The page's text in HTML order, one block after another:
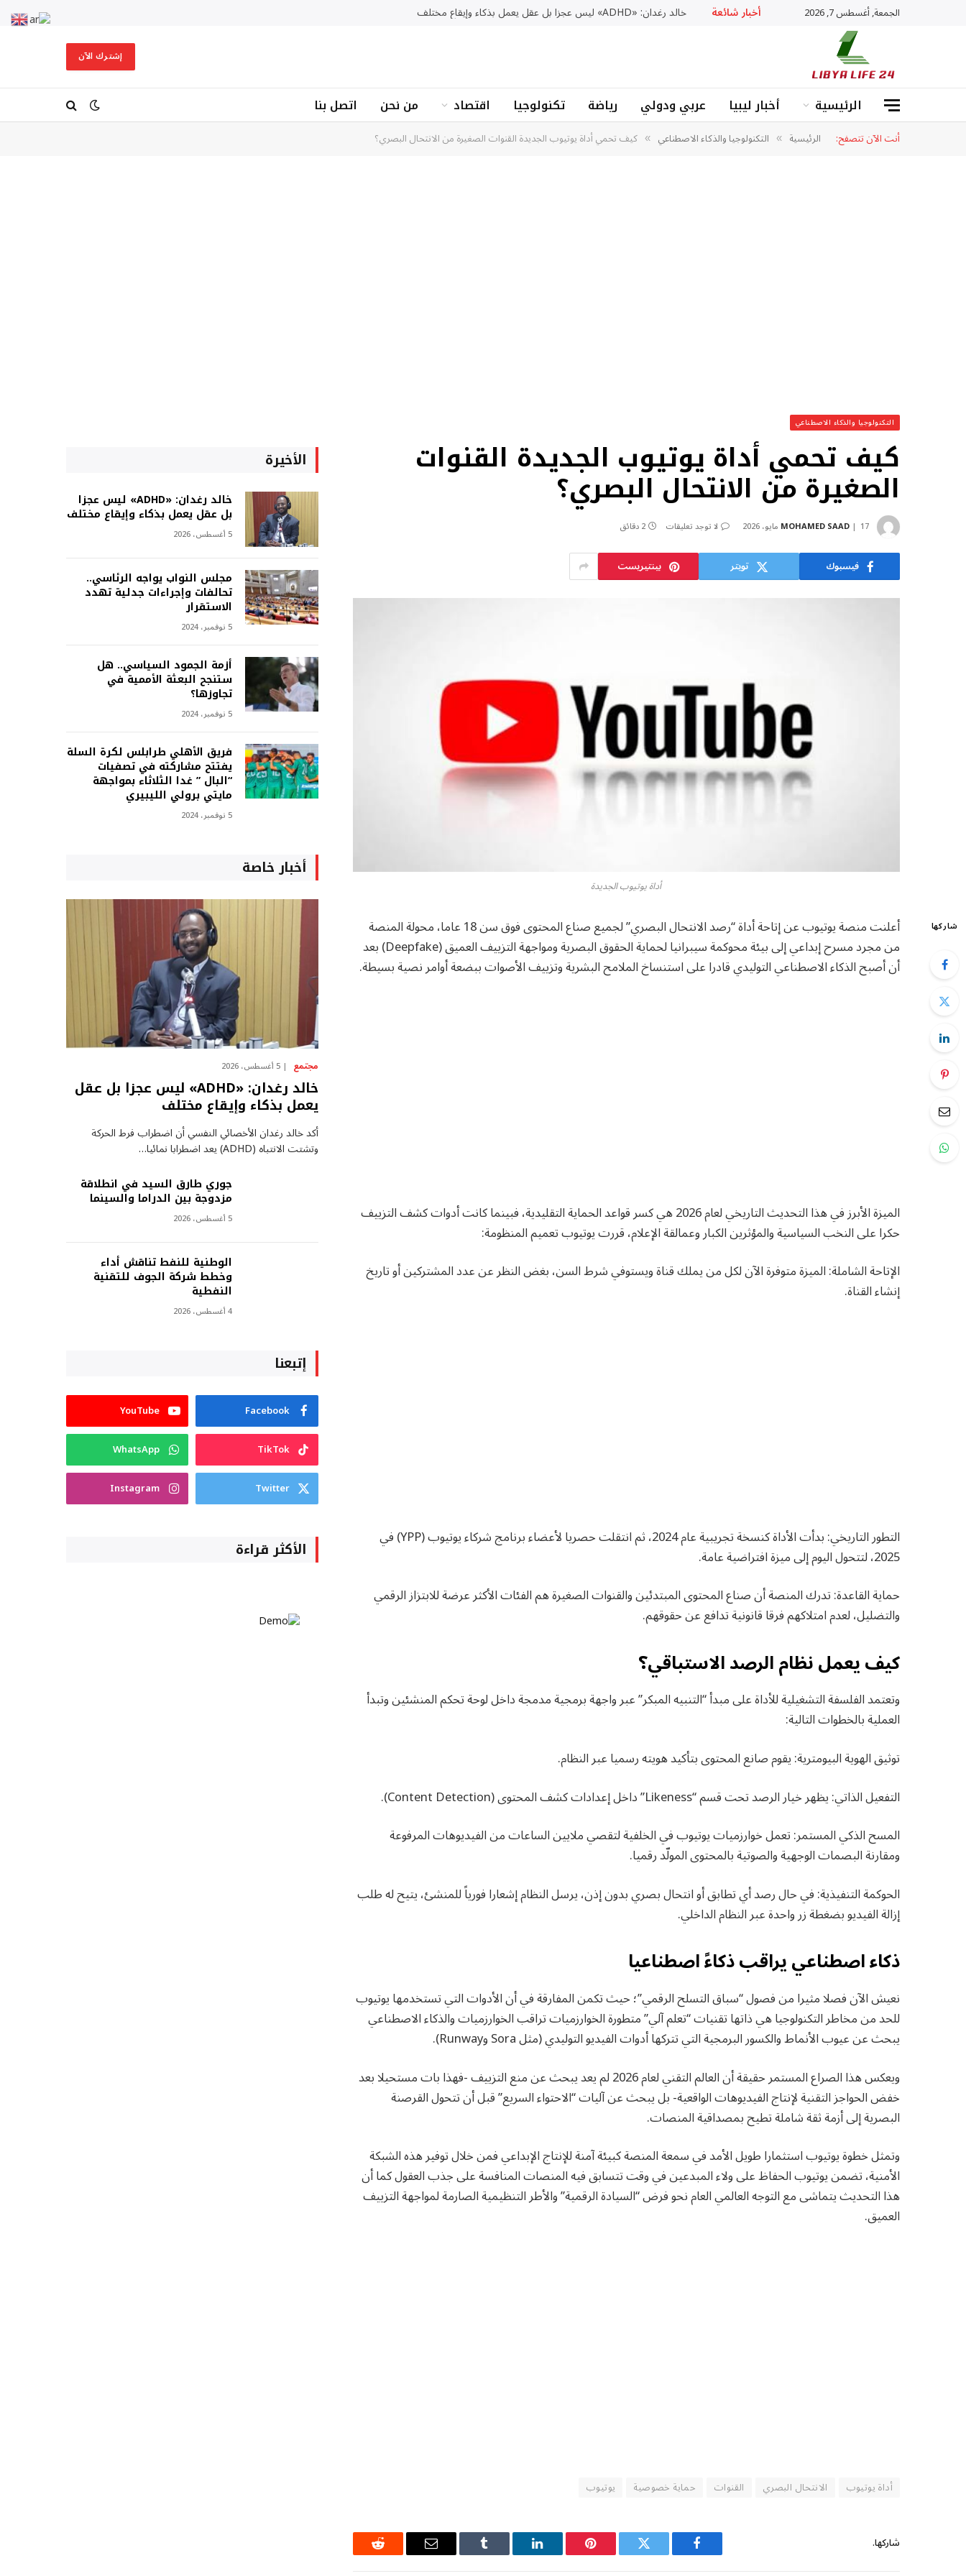
الجمعة, أغسطس 7, 2026 أخبار شائعة خالد رغدان: «ADHD» ليس عجزا بل عقل يعمل بذكاء وإيقاع مختلف
إشترك الآن
الرئيسية أخبار ليبيا عربي ودولي رياضة تكنولوجيا اقتصاد من نحن اتصل بنا
أنت الآن تتصفح: الرئيسية » التكنولوجيا والذكاء الاصطناعي » كيف تحمي أداة يوتيوب الجديدة القنوات الصغيرة من الانتحال البصري؟
التكنولوجيا والذكاء الاصطناعي
كيف تحمي أداة يوتيوب الجديدة القنوات
الصغيرة من الانتحال البصري؟
MOHAMED SAAD 17 مايو، 2026 لا توجد تعليقات 2 دقائق
فيسبوك تويتر بينتيريست
أداة يوتيوب الجديدة
شاركها
أعلنت منصة يوتيوب عن إتاحة أداة “رصد الانتحال البصري” لجميع صناع المحتوى فوق سن 18 عاما، محولة المنصة
من مجرد مسرح إبداعي إلى بيئة محوكمة سيبرانيا لحماية الحقوق البصرية ومواجهة التزييف العميق (Deepfake) بعد
أن أصبح الذكاء الاصطناعي التوليدي قادرا على استنساخ الملامح البشرية وتزييف الأصوات ببضعة أوامر نصية بسيطة.
الميزة الأبرز في هذا التحديث التاريخي لعام 2026 هي كسر قواعد الحماية التقليدية، فبينما كانت أدوات كشف التزييف
حكرا على النخب السياسية والمؤثرين الكبار وعمالقة الإعلام، قررت يوتيوب تعميم المنظومة:
الإتاحة الشاملة: الميزة متوفرة الآن لكل من يملك قناة ويستوفي شرط السن، بغض النظر عن عدد المشتركين أو تاريخ
إنشاء القناة.
التطور التاريخي: بدأت الأداة كنسخة تجريبية عام 2024، ثم انتقلت حصريا لأعضاء برنامج شركاء يوتيوب (YPP) في
2025، لتتحول اليوم إلى ميزة افتراضية عامة.
حماية القاعدة: تدرك المنصة أن صناع المحتوى المبتدئين والقنوات الصغيرة هم الفئات الأكثر عرضة للابتزاز الرقمي
والتضليل، لعدم امتلاكهم فرقا قانونية تدافع عن حقوقهم.
كيف يعمل نظام الرصد الاستباقي؟
وتعتمد الفلسفة التشغيلية للأداة على مبدأ “التنبيه المبكر” عبر واجهة برمجية مدمجة داخل لوحة تحكم المنشئين وتبدأ
العملية بالخطوات التالية:
توثيق الهوية البيومترية: يقوم صانع المحتوى بتأكيد هويته رسميا عبر النظام.
التفعيل الذاتي: يظهر خيار الرصد تحت قسم “Likeness” داخل إعدادات كشف المحتوى (Content Detection).
المسح الذكي المستمر: تعمل خوارزميات يوتيوب في الخلفية لتقصي ملايين الساعات من الفيديوهات المرفوعة
ومقارنة البصمات الوجهية والصوتية بالمحتوى المولّد رقميا.
الحوكمة التنفيذية: في حال رصد أي تطابق أو انتحال بصري بدون إذن، يرسل النظام إشعارا فورياً للمنشئ، يتيح له طلب
إزالة الفيديو بضغطة زر واحدة عبر النظام الداخلي.
ذكاء اصطناعي يراقب ذكاءً اصطناعيا
نعيش الآن فصلا مثيرا من فصول “سباق التسلح الرقمي”؛ حيث تكمن المفارقة في أن الأدوات التي تستخدمها يوتيوب
للحد من مخاطر التكنولوجيا هي ذاتها تقنيات “تعلم آلي” متطورة الخوارزميات تراقب الخوارزميات والذكاء الاصطناعي
يبحث عن عيوب الأنماط والكسور البرمجية التي تتركها أدوات الفيديو التوليدي (مثل Sora وRunway).
ويعكس هذا الصراع المستمر حقيقة أن العالم التقني لعام 2026 لم يعد يبحث عن منع التزييف -فهذا بات مستحيلا بعد
خفض الحواجز التقنية لإنتاج الفيديوهات الواقعية- بل يبحث عن آليات “الاحتواء السريع” قبل أن تتحول القرصنة
البصرية إلى أزمة ثقة شاملة تطيح بمصداقية المنصات.
وتمثل خطوة يوتيوب استثمارا طويل الأمد في سمعة المنصة كبيئة آمنة للإنتاج الإبداعي فمن خلال توفير هذه الشبكة
الأمنية، تضمن يوتيوب الحفاظ على ولاء المبدعين في وقت تتسابق فيه المنصات المنافسة على جذب العقول كما أن
هذا التحديث يتماشى مع التوجه العالمي العام نحو فرض “السيادة الرقمية” والأطر التنظيمية الصارمة لمواجهة التزييف
العميق.
أداة يوتيوب الانتحال البصري القنوات حماية خصوصية يوتيوب
شاركها.
فيسبوك تويتر بينتيريستلينكدإن Tumblr
البريد
رديت
الأخيرة
خالد رغدان: «ADHD» ليس عجزا
بل عقل يعمل بذكاء وإيقاع مختلف
5 أغسطس، 2026
مجلس النواب يواجه الرئاسي..
تحالفات وإجراءات جدلية تهدد
الاستقرار
5 نوفمبر، 2024
أزمة الجمود السياسي.. هل
ستنجح البعثة الأممية في
تجاوزها؟
5 نوفمبر، 2024
فريق الأهلي طرابلس لكرة السلة
يفتتح مشاركته في تصفيات
“البال ” غدا الثلاثاء بمواجهة
مايتي برولي الليبيري
5 نوفمبر، 2024
أخبار خاصة
مجتمع 5 أغسطس، 2026
خالد رغدان: «ADHD» ليس عجزا بل عقل
يعمل بذكاء وإيقاع مختلف
أكد خالد رغدان الأخصائي النفسي أن اضطراب فرط الحركة
وتشتت الانتباه (ADHD) يعد اضطرابا نمائيا…
جوري طارق السيد في انطلاقة
مزدوجة بين الدراما والسينما
5 أغسطس، 2026
الوطنية للنفط تناقش أداء
وخطط شركة الجوف للتقنية
النفطية
4 أغسطس، 2026
إتبعنا
Facebook
YouTube
TikTok
WhatsApp
Twitter
Instagram
الأكثر قراءة